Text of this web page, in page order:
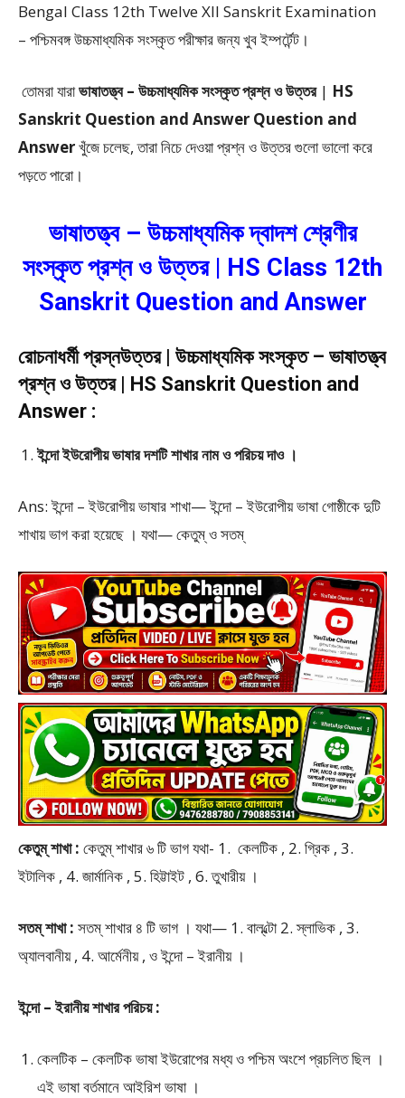
Bengal Class 12th Twelve XII Sanskrit Examination
– পশ্চিমবঙ্গ উচ্চমাধ্যমিক সংস্কৃত পরীক্ষার জন্য খুব ইম্পর্টেন্ট।
তোমরা যারাভাষাতত্ত্ব – উচ্চমাধ্যমিক সংস্কৃত প্রশ্ন ও উত্তর| HS
Sanskrit Question and Answer Question and
Answerখুঁজে চলেছ, তারা নিচে দেওয়া প্রশ্ন ও উত্তর গুলো ভালো করে
পড়তে পারো।
ভাষাতত্ত্ব – উচ্চমাধ্যমিক দ্বাদশ শ্রেণীর
সংস্কৃত প্রশ্ন ও উত্তর | HS Class 12th
Sanskrit Question and Answer
রোচনাধর্মী প্রস্নউত্তর | উচ্চমাধ্যমিক সংস্কৃত – ভাষাতত্ত্ব
প্রশ্ন ও উত্তর | HS Sanskrit Question and
Answer :
ইন্দো ইউরোপীয় ভাষার দশটি শাখার নাম ও পরিচয় দাও ।
Ans: ইন্দো – ইউরোপীয় ভাষার শাখা— ইন্দো – ইউরোপীয় ভাষা গোষ্ঠীকে দুটি
শাখায় ভাগ করা হয়েছে । যথা— কেতুম্ ও সতম্
কেতুম্ শাখা : কেতুম্ শাখার ৬ টি ভাগ যথা- 1. কেলটিক , 2. গ্রিক , 3.
ইটালিক , 4. জার্মানিক , 5. হিট্টাইট , 6. তুখারীয় ।
সতম্ শাখা : সতম্ শাখার ৪ টি ভাগ । যথা— 1. বাল্‌ল্টো 2. স্লাভিক , 3.
অ্যালবানীয় , 4. আর্মেনীয় , ও ইন্দো – ইরানীয় ।
ইন্দো – ইরানীয় শাখার পরিচয় :
কেলটিক – কেলটিক ভাষা ইউরোপের মধ্য ও পশ্চিম অংশে প্রচলিত ছিল ।
এই ভাষা বর্তমানে আইরিশ ভাষা ।